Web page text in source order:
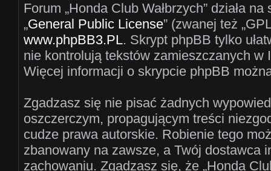
Forum „Honda Club Wałbrzych” działa
„General Public License” (zwanej też
www.phpBB3.PL. Skrypt phpBB tylko
nie kontrolują tekstów zamieszczanych w
Więcej informacji o skrypcie phpBB
Zgadzasz się nie pisać żadnych
oszczerczym, propagującym treści
cudze prawa autorskie. Robienie tego
zbanowany na zawsze, a Twój dostawca
zachowaniu. Zgadzasz się, że „Honda